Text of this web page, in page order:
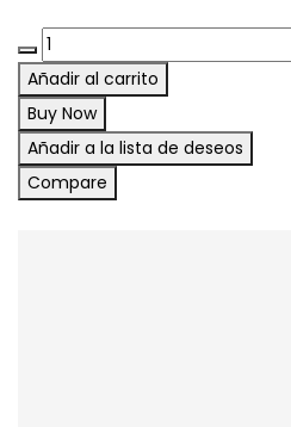
Añadir al carrito
Buy Now
Añadir a la lista de deseos
Compare